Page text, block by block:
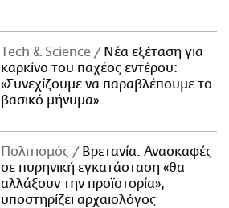
Τech & Science
Νέα εξέταση για
καρκίνο του παχέος εντέρου:
«Συνεχίζουμε να παραβλέπουμε το
βασικό μήνυμα»
Πολιτισμός
Βρετανία: Ανασκαφές
σε πυρηνική εγκατάσταση «θα
αλλάξουν την προϊστορία»,
υποστηρίζει αρχαιολόγος